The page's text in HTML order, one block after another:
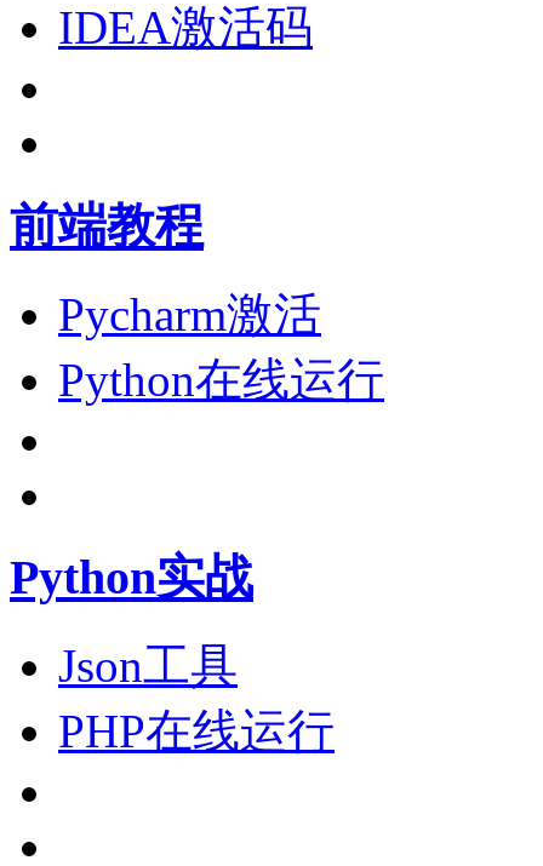
IDEA激活码
前端教程
Pycharm激活
Python在线运行
Python实战
Json工具
PHP在线运行